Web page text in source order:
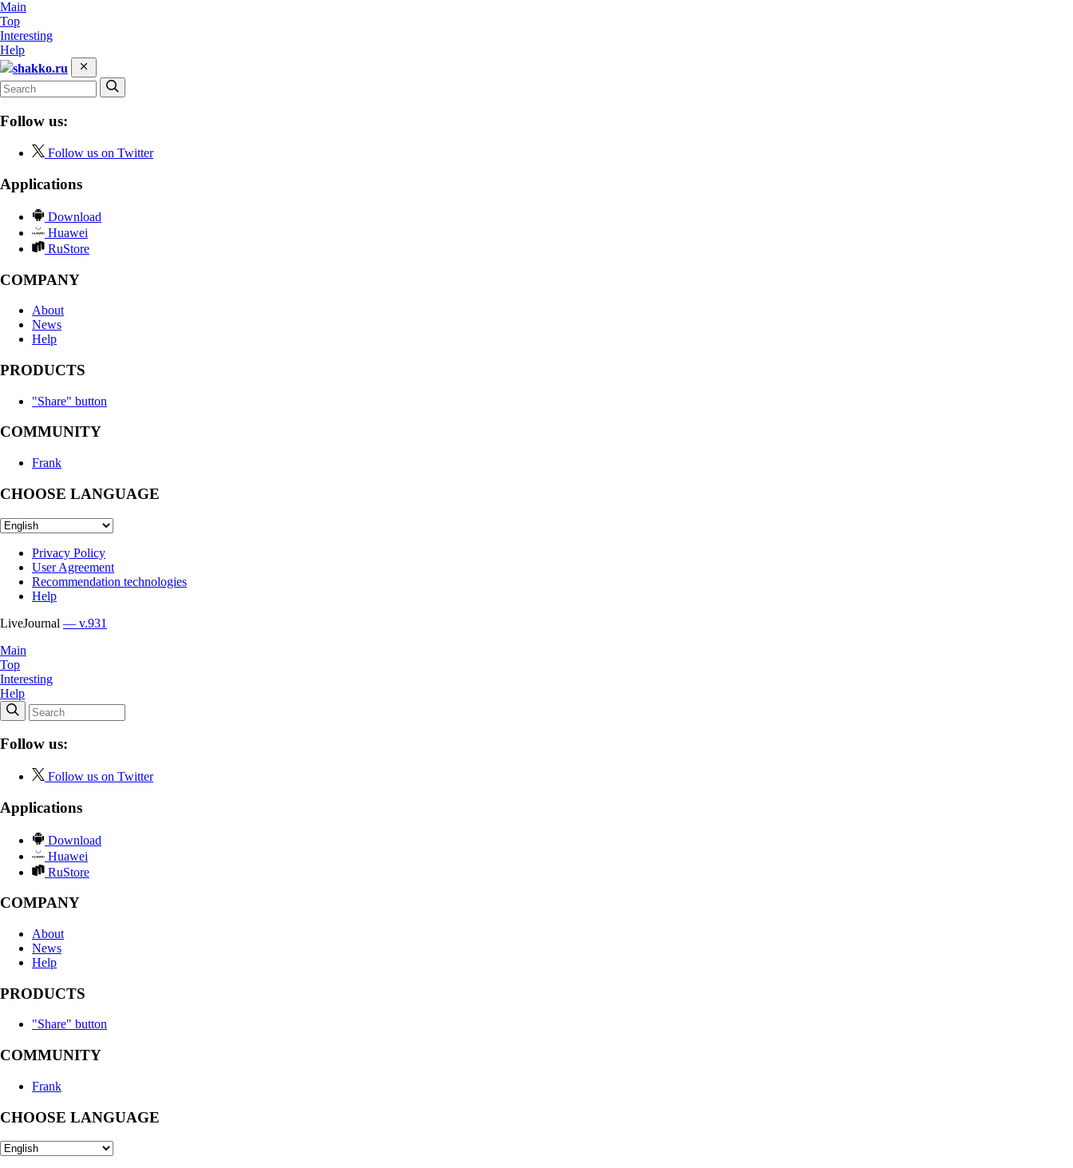
Main
Top
Interesting
Help
shakko.ru
Follow us:
Follow us on Twitter
Applications
Download
Huawei
RuStore
COMPANY
About
News
Help
PRODUCTS
"Share" button
COMMUNITY
Frank
CHOOSE LANGUAGE
Privacy Policy
User Agreement
Recommendation technologies
Help
LiveJournal — v.931
Main
Top
Interesting
Help
Follow us:
Follow us on Twitter
Applications
Download
Huawei
RuStore
COMPANY
About
News
Help
PRODUCTS
"Share" button
COMMUNITY
Frank
CHOOSE LANGUAGE